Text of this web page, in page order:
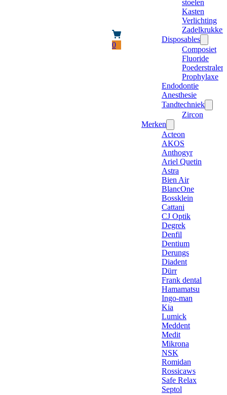
0
stoelen
Kasten
Verlichting
Zadelkrukken
Disposables
Composiet
Fluoride
Poederstraler
Prophylaxe
Endodontie
Anesthesie
Tandtechniek
Zircon
Merken
Acteon
AKOS
Anthogyr
Ariel Quetin
Astra
Bien Air
BlancOne
Bossklein
Cattani
CJ Optik
Degrek
Denfil
Dentium
Derungs
Diadent
Dürr
Frank dental
Hamamatsu
Ingo-man
Kia
Lumick
Meddent
Medit
Mikrona
NSK
Romidan
Rossicaws
Safe Relax
Septol